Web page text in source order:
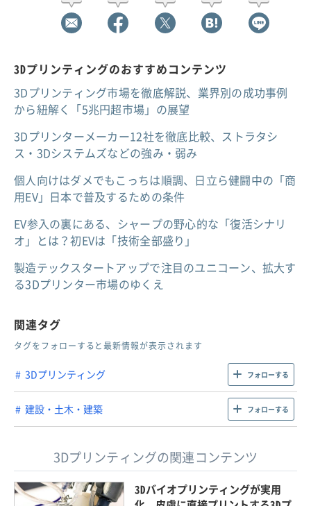
3Dプリンティングのおすすめコンテンツ
3Dプリンティング市場を徹底解説、業界別の成功事例
から紐解く「5兆円超市場」の展望
3Dプリンターメーカー12社を徹底比較、ストラタシ
ス・3Dシステムズなどの強み・弱み
個人向けはダメでもこっちは順調、日立ら健闘中の「商
用EV」日本で普及するための条件
EV参入の裏にある、シャープの野心的な「復活シナリ
オ」とは？初EVは「技術全部盛り」
製造テックスタートアップで注目のユニコーン、拡大す
る3Dプリンター市場のゆくえ
関連タグ
タグをフォローすると最新情報が表示されます
3Dプリンティング フォローする
建設・土木・建築 フォローする
3Dプリンティングの関連コンテンツ
3Dバイオプリンティングが実用